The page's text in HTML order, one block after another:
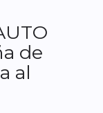
de
al